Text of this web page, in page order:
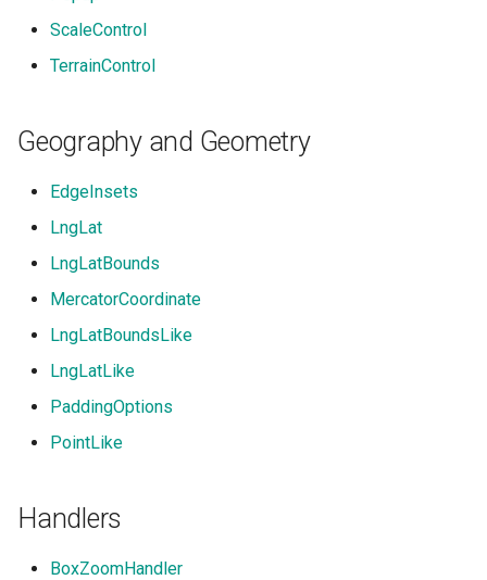
ScaleControl
TerrainControl
Geography and Geometry
EdgeInsets
LngLat
LngLatBounds
MercatorCoordinate
LngLatBoundsLike
LngLatLike
PaddingOptions
PointLike
Handlers
BoxZoomHandler